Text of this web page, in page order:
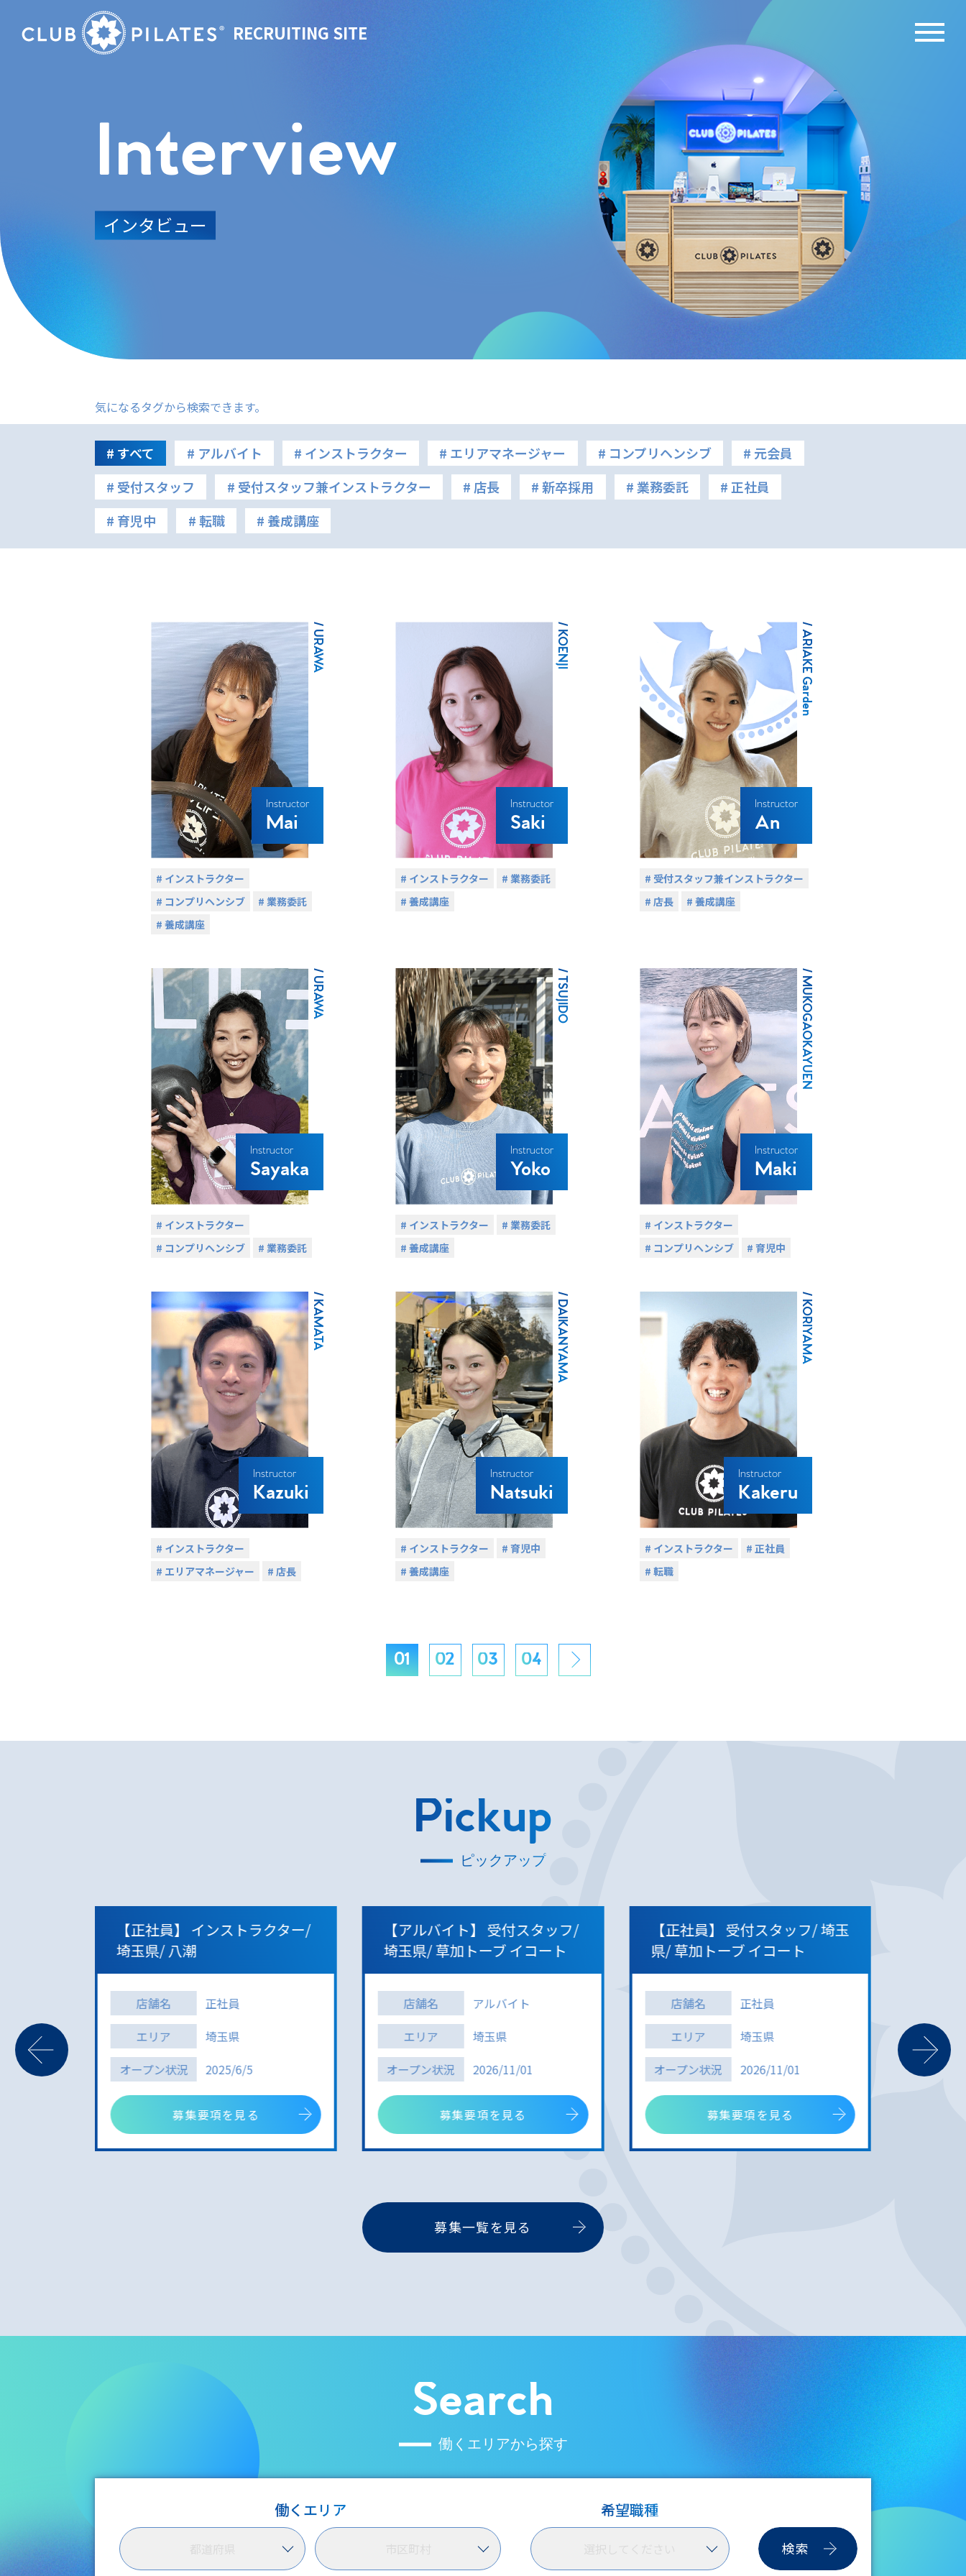
RECRUITING SITE
Interview
インタビュー
気になるタグから検索できます。
# すべて # アルバイト # インストラクター # エリアマネージャー # コンプリヘンシブ
# 元会員
# 受付スタッフ
# 受付スタッフ兼インストラクター # 店長 # 新卒採用 # 業務委託
# 正社員
# 育児中
# 転職 # 養成講座
Instructor
Mai
/ URAWA
# インストラクター
# コンプリヘンシブ
# 業務委託
# 養成講座
Instructor
Saki
/ KOENJI
# インストラクター
# 業務委託
# 養成講座
Instructor
An
/ ARIAKE Garden
# 受付スタッフ兼インストラクター
# 店長
# 養成講座
Instructor
Sayaka
/ URAWA
# インストラクター
# コンプリヘンシブ
# 業務委託
Instructor
Yoko
/ TSUJIDO
# インストラクター
# 業務委託
# 養成講座
Instructor
Maki
/ MUKOGAOKAYUEN
# インストラクター
# コンプリヘンシブ
# 育児中
Instructor
Kazuki
/ KAMATA
# インストラクター
# エリアマネージャー
# 店長
Instructor
Natsuki
/ DAIKANYAMA
# インストラクター
# 育児中
# 養成講座
Instructor
Kakeru
/ KORIYAMA
# インストラクター
# 正社員
# 転職
01 02 03 04
Pickup
ピックアップ
【正社員】
インストラクター/
埼玉県/ 八潮
店舗名
正社員
エリア
埼玉県
オープン状況
2025/6/5
募集要項を見る
【アルバイト】 受付スタッフ/
埼玉県/ 草加トーブ イコート
店舗名
アルバイト
エリア
埼玉県
オープン状況
2026/11/01
募集要項を見る
【正社員】 受付スタッフ/ 埼玉
県/ 草加トーブ イコート
店舗名
正社員
エリア
埼玉県
オープン状況
2026/11/01
募集要項を見る
店舗
エ
募集一覧を見る
Search
働くエリアから探す
働くエリア 希望職種
検索